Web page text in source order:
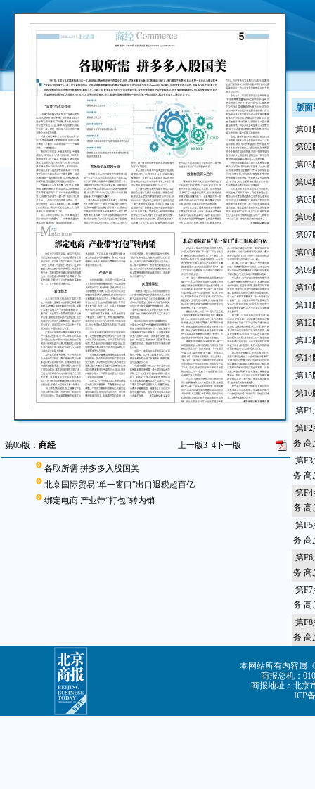
第05版： 商经 上一版3 4下一版
各取所需 拼多多入股国美
北京国际贸易“单一窗口”出口退税超百亿
绑定电商 产业带“打包”转内销
版面
第01
第02
第03
第04
第05
第06
第07
第08
第09
第10
第11
第12
第13
第14
第15
第16
第F1
第F2
务 高
第F3
务 高
第F4
务 高
第F5
务 高
第F6
务 高
第F7
务 高
第F8
务 高
本网站所有内容属
商报总机：
商报地址：北京
ICP